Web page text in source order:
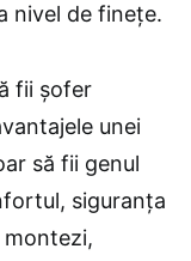
nivel de finețe.
fii șofer
unei
să fii genul
siguranța